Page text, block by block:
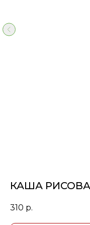
КАША
310 р.